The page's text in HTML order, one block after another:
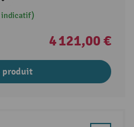
indicatif)
4 121,00 €
produit